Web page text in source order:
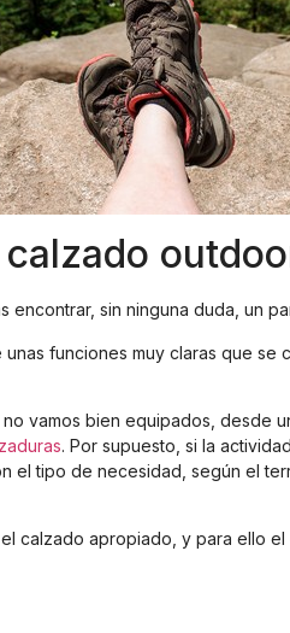
sin ninguna duda, un
funciones muy claras que
vamos bien equipados, desde
. Por supuesto, si la
el tipo de necesidad, según el
calzado apropiado, y para ello